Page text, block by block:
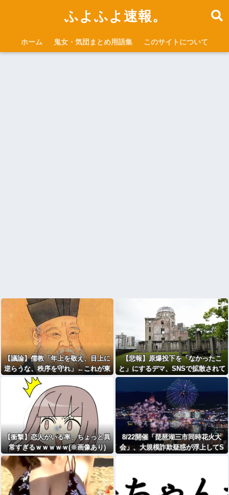
ふよふよ速報。
ホーム 鬼女・気団まとめ用語集 このサイトについて
【議論】儒教「年上を敬え、目上に
逆らうな、秩序を守れ」←これが東
アジアに残したもの
【悲報】原爆投下を「なかったこ
と」にするデマ、SNSで拡散されて
しまう
【衝撃】恋人がいる率、ちょっと異
常すぎるｗｗｗｗｗ(※画像あり)
8/22開催「琵琶湖三市同時花火大
会」、大規模詐欺疑惑が浮上してS